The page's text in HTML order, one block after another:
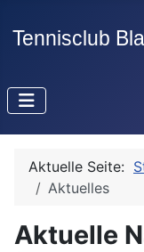
Aktuelle Seite:
Aktuelles
Aktuelle